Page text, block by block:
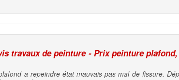
travaux de peinture - Prix peinture
a repeindre état mauvais pas mal de fissure.